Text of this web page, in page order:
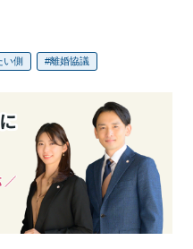
い側 離婚協議